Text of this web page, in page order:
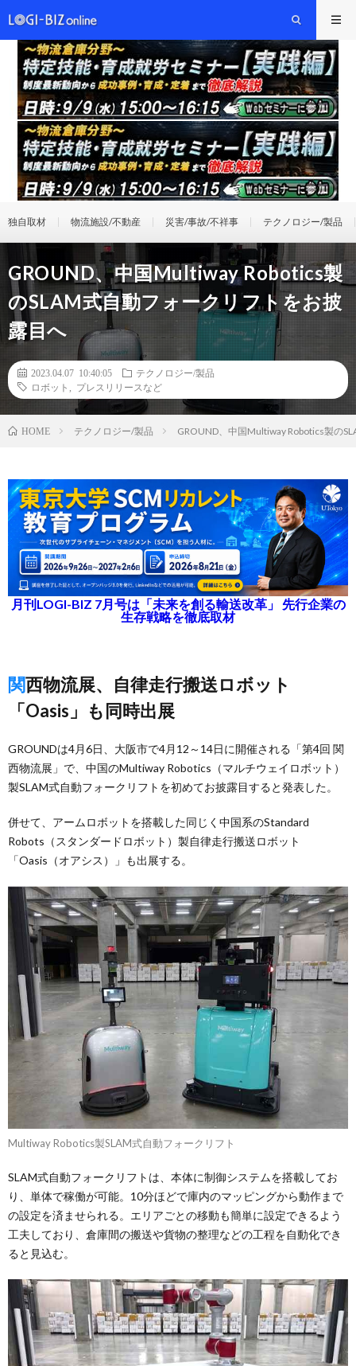
独自取材 物流施設/不動産 災害/事故/不祥事 テクノロジー/製品
GROUND、中国Multiway Robotics製
のSLAM式自動フォークリフトをお披
露目へ
2023.04.07 10:40:05
テクノロジー/製品
ロボット
プレスリリースなど
HOME テクノロジー/製品 GROUND、中国Multiway Robotics製の
月刊LOGI-BIZ 7月号は「未来を創る輸送改革」 先行企業の
生存戦略を徹底取材
関西物流展、自律走行搬送ロボット
「Oasis」も同時出展
GROUNDは4月6日、大阪市で4月12～14日に開催される「第4回 関
西物流展」で、中国のMultiway Robotics（マルチウェイロボット）
製SLAM式自動フォークリフトを初めてお披露目すると発表した。
併せて、アームロボットを搭載した同じく中国系のStandard
Robots（スタンダードロボット）製自律走行搬送ロボット
「Oasis（オアシス）」も出展する。
Multiway Robotics製SLAM式自動フォークリフト
SLAM式自動フォークリフトは、本体に制御システムを搭載してお
り、単体で稼働が可能。10分ほどで庫内のマッピングから動作まで
の設定を済ませられる。エリアごとの移動も簡単に設定できるよう
工夫しており、倉庫間の搬送や貨物の整理などの工程を自動化でき
ると見込む。